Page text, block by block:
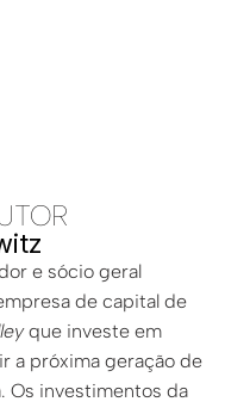
e sócio geral
de capital de
que investe em
a próxima geração de
Os investimentos da